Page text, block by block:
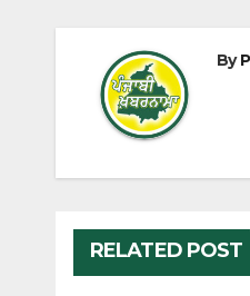
By
RELATED POST